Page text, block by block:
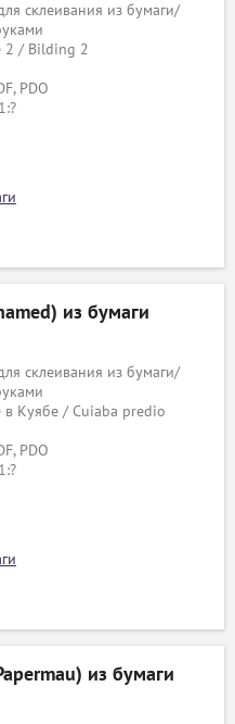
склеивания из бумаги/
2 / Bilding 2
PDO
из бумаги
склеивания из бумаги/
в Куябе / Cuiaba predio
PDO
из бумаги